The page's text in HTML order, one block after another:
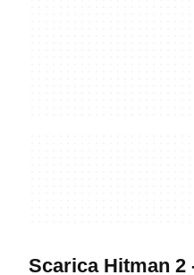
Scarica Hitman